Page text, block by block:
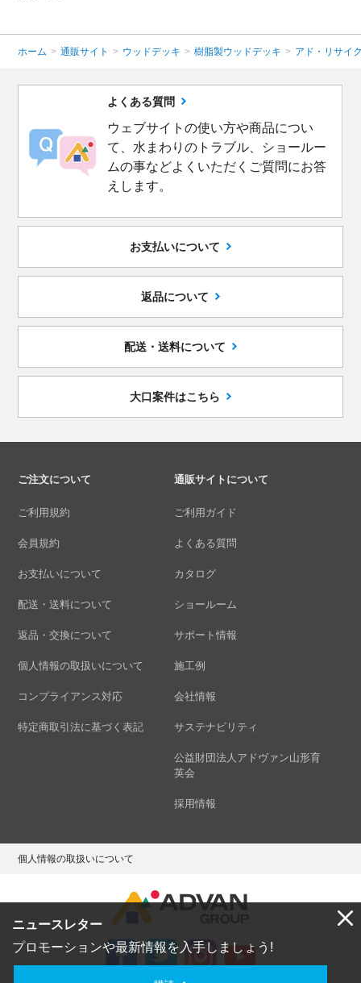
ニュースレター
プロモーションや最新情報を入手しましょう!
ホーム > 通販サイト > ウッドデッキ > 樹脂製ウッドデッキ > アド・リサイ
よくある質問
ウェブサイトの使い方や商品につい
て、水まわりのトラブル、ショールー
ムの事などよくいただくご質問にお答
えします。
お支払いについて
返品について
配送・送料について
大口案件はこちら
ご注文について
ご利用規約
会員規約
お支払いについて
配送・送料について
返品・交換について
個人情報の取扱いについて
コンプライアンス対応
特定商取引法に基づく表記
通販サイトについて
ご利用ガイド
よくある質問
カタログ
ショールーム
サポート情報
施工例
会社情報
サステナビリティ
公益財団法人アドヴァン山形育
英会
採用情報
個人情報の取扱いについて